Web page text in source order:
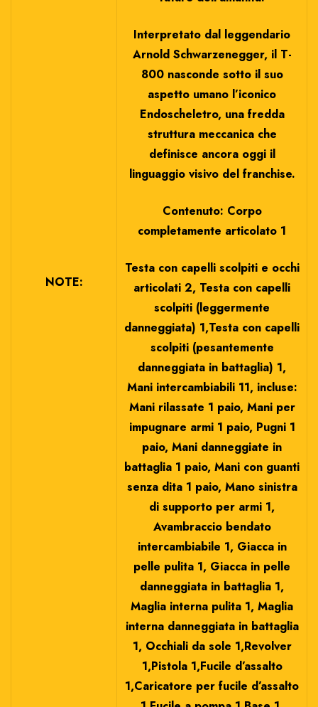
NOTE:
Interpretato dal leggendario
Arnold Schwarzenegger, il T-
800 nasconde sotto il suo
aspetto umano l’iconico
Endoscheletro, una fredda
struttura meccanica che
definisce ancora oggi il
linguaggio visivo del franchise.
Contenuto: Corpo
completamente articolato 1
Testa con capelli scolpiti e occhi
articolati 2, Testa con capelli
scolpiti (leggermente
danneggiata) 1,Testa con capelli
scolpiti (pesantemente
danneggiata in battaglia) 1,
Mani intercambiabili 11, incluse:
Mani rilassate 1 paio, Mani per
impugnare armi 1 paio, Pugni 1
paio, Mani danneggiate in
battaglia 1 paio, Mani con guanti
senza dita 1 paio, Mano sinistra
di supporto per armi 1,
Avambraccio bendato
intercambiabile 1, Giacca in
pelle pulita 1, Giacca in pelle
danneggiata in battaglia 1,
Maglia interna pulita 1, Maglia
interna danneggiata in battaglia
1, Occhiali da sole 1,Revolver
1,Pistola 1,Fucile d’assalto
1,Caricatore per fucile d’assalto